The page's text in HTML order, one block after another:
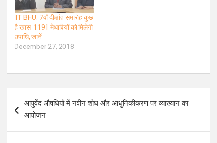
IIT BHU: 7वाँ दीक्षांत समारोह कुछ
है खास, 1191 मेधावियों को मिलेगी
उपाधि, जानें
December 27, 2018
navigation
आयुर्वेद औषधियों में नवीन शोध और आधुनिकीकरण पर व्याख्यान का
आयोजन